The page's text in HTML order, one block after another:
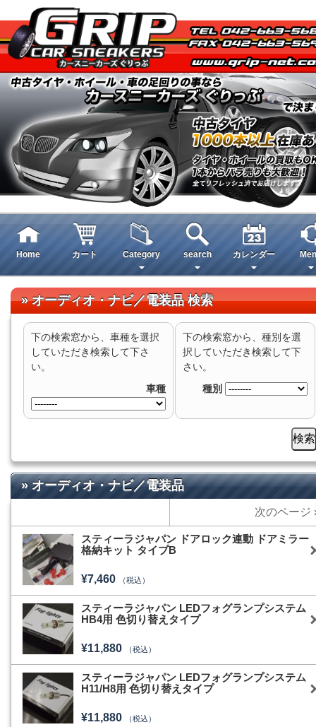
Home カート Category search カレンダー
» オーディオ・ナビ／電装品 検索
下の検索窓から、車種を選択
していただき検索して下さ
い。
車種
下の検索窓から、種別を選
択していただき検索して下
さい。
種別
» オーディオ・ナビ／電装品
次のページ
スティーラジャパン ドアロック連動 ドアミラー
格納キット タイプB
¥7,460 （税込）
スティーラジャパン LEDフォグランプシステム
HB4用 色切り替えタイプ
¥11,880 （税込）
スティーラジャパン LEDフォグランプシステム
H11/H8用 色切り替えタイプ
¥11,880 （税込）